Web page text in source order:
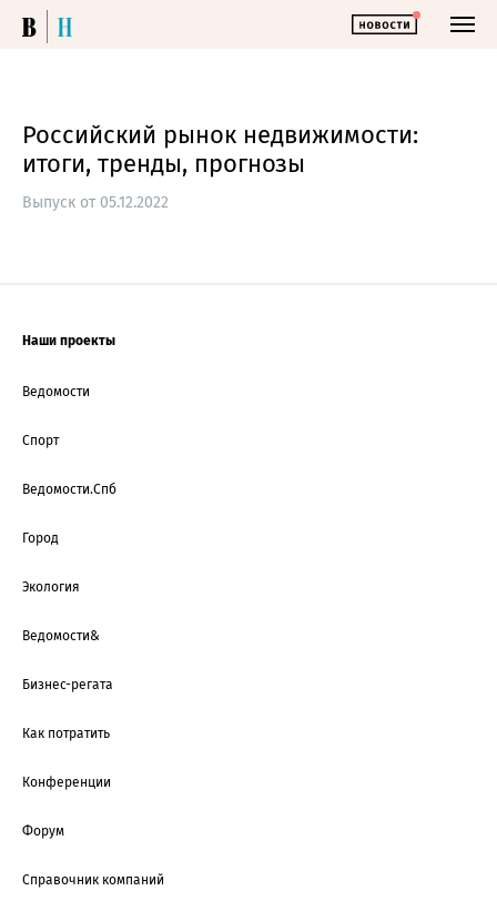
Российский рынок недвижимости:
итоги, тренды, прогнозы
Выпуск от 05.12.2022
Наши проекты
Ведомости
Спорт
Ведомости.Спб
Город
Экология
Ведомости&
Бизнес-регата
Как потратить
Конференции
Форум
Справочник компаний